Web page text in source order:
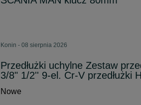
Konin - 08 sierpnia 2026
Przedłużki uchylne Zestaw
3/8" 1/2'' 9-el. Cr-V przedłużki
Nowe